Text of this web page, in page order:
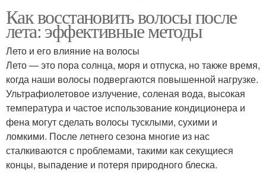
Как восстановить волосы после
лета: эффективные методы
Лето и его влияние на волосы
Лето — это пора солнца, моря и отпуска, но также время,
когда наши волосы подвергаются повышенной нагрузке.
Ультрафиолетовое излучение, соленая вода, высокая
температура и частое использование кондиционера и
фена могут сделать волосы тусклыми, сухими и
ломкими. После летнего сезона многие из нас
сталкиваются с проблемами, такими как секущиеся
концы, выпадение и потеря природного блеска.